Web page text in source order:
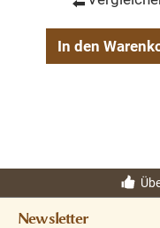
In den
Newsletter